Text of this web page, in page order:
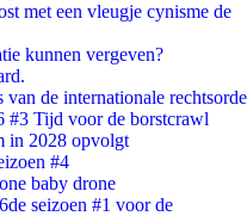
met een vleugje cynisme de
kunnen vergeven?
de internationale rechtsorde
#3 Tijd voor de borstcrawl
in 2028 opvolgt
#4
baby drone
seizoen #1 voor de